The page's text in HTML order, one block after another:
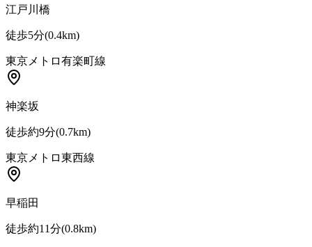
江戸川橋
徒歩5分(0.4km)
東京メトロ有楽町線
神楽坂
徒歩約9分(0.7km)
東京メトロ東西線
早稲田
徒歩約11分(0.8km)